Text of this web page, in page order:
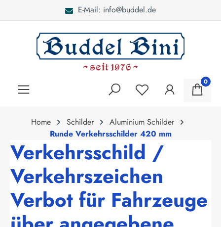
E-Mail: info@buddel.de
0
Home Schilder
Aluminium Schilder
Runde Verkehrsschilder 420 mm
Verkehrsschild /
Verkehrszeichen
Verbot für Fahrzeuge